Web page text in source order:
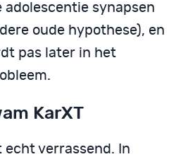
adolescentie synapsen
oude hypothese), en
pas later in het
KarXT
echt verrassend. In